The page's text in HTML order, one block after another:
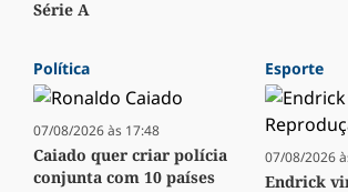
Série A
Política
07/08/2026 às 17:48
Caiado quer criar polícia
conjunta com 10 países
Esporte
07/08/2026
Endrick